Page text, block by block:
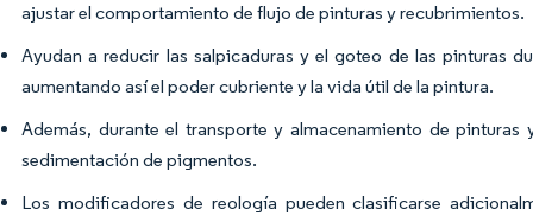
ajustar el comportamiento de flujo de pinturas y recubrimientos.
Ayudan a reducir las salpicaduras y el goteo de las pinturas
aumentando así el poder cubriente y la vida útil de la pintura.
Además, durante el transporte y almacenamiento de
sedimentación de pigmentos.
Los modificadores de reología pueden clasificarse